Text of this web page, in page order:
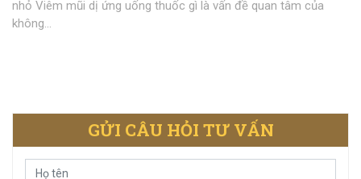
nhỏ Viêm mũi dị ứng uống thuốc gì là vấn đề quan tâm của
không...
GỬI CÂU HỎI TƯ VẤN